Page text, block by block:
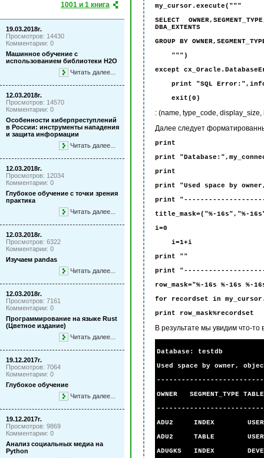
1001 и 1 книга
19.03.2018г.
Просмотров: 14430
Комментарии: 0
Машинное обучение с
использованием библиотеки Н2О
Читать далее...
12.03.2018г.
Просмотров: 14570
Комментарии: 0
Особенности киберпреступлений
в России: инструменты нападения
и защита информации
Читать далее...
12.03.2018г.
Просмотров: 12034
Комментарии: 0
Глубокое обучение с точки зрения
практика
Читать далее...
12.03.2018г.
Просмотров: 6322
Комментарии: 0
Изучаем pandas
Читать далее...
12.03.2018г.
Просмотров: 7161
Комментарии: 0
Программирование на языке Rust
(Цветное издание)
Читать далее...
19.12.2017г.
Просмотров: 7064
Комментарии: 0
Глубокое обучение
Читать далее...
19.12.2017г.
Просмотров: 9869
Комментарии: 0
Анализ социальных медиа на
Python
my_cursor.execute("""
SELECT
DBA_EXTENTS
GROUP BY
""")
except
print "SQL
exit(0)
: (name, type_code,
Далее следует
print
print
print
print "Used space by
print
title_mask=("%-16s","%-
i=0
i=1+i
print ""
print
row_mask="%-16s %-16s %-
for recordset in
print row_mask%recordset
В результате мы увидим что-то
Database: testdb
Used space by owner,
OWNER SEGMENT_TYPE
ADU2
ADU2
ADUGKS INDEX